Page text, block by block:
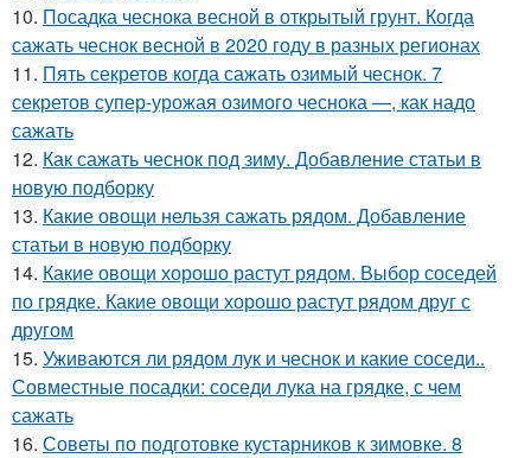
10. Посадка чеснока весной в открытый грунт. Когда
сажать чеснок весной в 2020 году в разных регионах
11. Пять секретов когда сажать озимый чеснок. 7
секретов супер-урожая озимого чеснока —, как надо
сажать
12. Как сажать чеснок под зиму. Добавление статьи в
новую подборку
13. Какие овощи нельзя сажать рядом. Добавление
статьи в новую подборку
14. Какие овощи хорошо растут рядом. Выбор соседей
по грядке. Какие овощи хорошо растут рядом друг с
другом
15. Уживаются ли рядом лук и чеснок и какие соседи..
Совместные посадки: соседи лука на грядке, с чем
сажать
16. Советы по подготовке кустарников к зимовке. 8